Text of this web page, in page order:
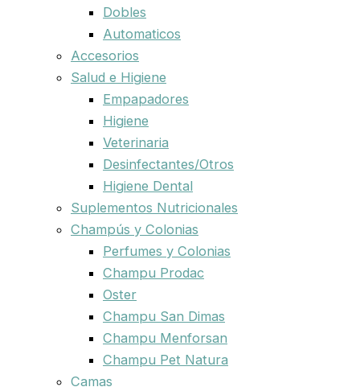
Dobles
Automaticos
Accesorios
Salud e Higiene
Empapadores
Higiene
Veterinaria
Desinfectantes/Otros
Higiene Dental
Suplementos Nutricionales
Champús y Colonias
Perfumes y Colonias
Champu Prodac
Oster
Champu San Dimas
Champu Menforsan
Champu Pet Natura
Camas